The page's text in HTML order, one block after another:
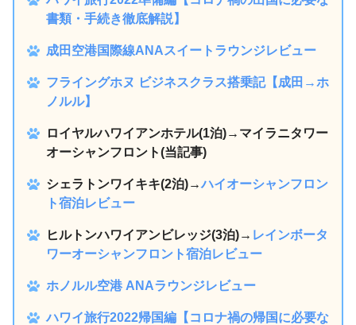
書類・手続き徹底解説】
成田空港国際線ANAスイートラウンジレビュー
フライングホヌ ビジネスクラス搭乗記【成田→ホ
ノルル】
ロイヤルハワイアンホテル(1泊)→マイラニタワー
オーシャンフロント(当記事)
シェラトンワイキキ(2泊)→ハイオーシャンフロン
ト宿泊レビュー
ヒルトンハワイアンビレッジ(3泊)→ レインボータ
ワーオーシャンフロント宿泊レビュー
ホノルル空港 ANAラウンジレビュー
ハワイ旅行2022帰国編【コロナ禍の帰国に必要な